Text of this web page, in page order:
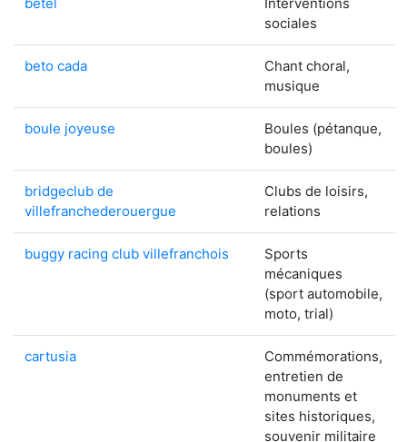
sociales
beto cada
Chant choral,
musique
boule joyeuse
Boules (pétanque,
boules)
bridgeclub de
villefranchederouergue
Clubs de loisirs,
relations
buggy racing club villefranchois
Sports
mécaniques
(sport automobile,
moto, trial)
cartusia
Commémorations,
entretien de
monuments et
sites historiques,
souvenir militaire